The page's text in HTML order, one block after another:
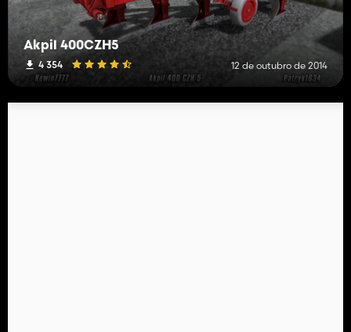
Akpil 400CZH5
4 354 12 de outubro de 2014